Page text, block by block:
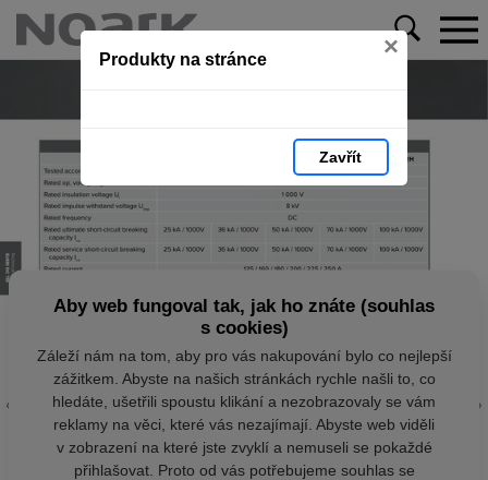
Produkty na stránce ×
Zavřít
Aby web fungoval tak, jak ho znáte (souhlas
s cookies)
Záleží nám na tom, aby pro vás nakupování bylo co nejlepší
zážitkem. Abyste na našich stránkách rychle našli to, co
hledáte, ušetřili spoustu klikání a nezobrazovaly se vám
reklamy na věci, které vás nezajímají. Abyste web viděli
v zobrazení na které jste zvyklí a nemuseli se pokaždé
přihlašovat. Proto od vás potřebujeme souhlas se